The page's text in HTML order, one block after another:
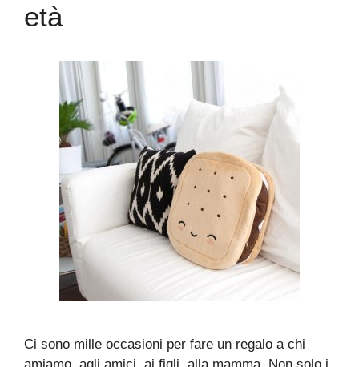
età
Ci sono mille occasioni per fare un regalo a chi